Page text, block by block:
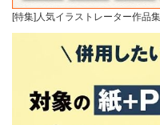
[特集]人気イラストレーター作品